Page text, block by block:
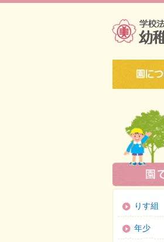
りす組
年少